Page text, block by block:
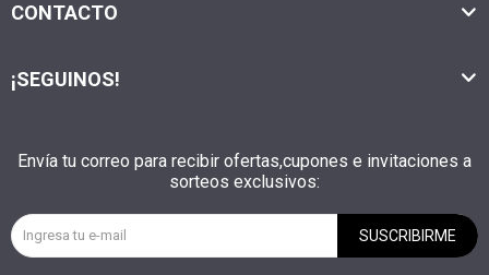
CONTACTO
Envía tu correo para recibir ofertas,cupones e invitaciones a
sorteos exclusivos:
SUSCRIBIRME
¡SEGUINOS!